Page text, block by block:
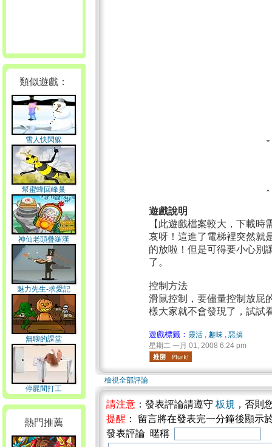
類似遊戲：
雪人快閃躲
幫蜜蜂回峰巢
神仙老頭疊羅漢
魅力先生-求愛記
無聊的課堂
停屍間打工
熱門推薦
遊戲說明
【此遊戲檔案較大，下載
哀呀！這進了電梯裡突然就
的放啦！但是可得要小心別
了。
控制方法
滑鼠控制，要儘量控制放屁
樣大家就不會發現了，試試
遊戲標籤： 靈活 , 趣味 ,惡搞
星期二 一月 01, 2008 6:24 pm
檢視全部評論
請注意 ：發表評論請遵守 板規 ，否則
提醒 ： 留言將在發表完一分鐘後顯示
發表評論 暱稱